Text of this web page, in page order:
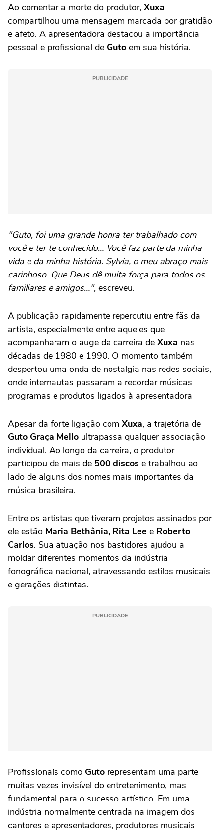
Ao comentar a morte do produtor, Xuxa
compartilhou uma mensagem marcada por gratidão
e afeto. A apresentadora destacou a importância
pessoal e profissional de Guto em sua história.
PUBLICIDADE
"Guto, foi uma grande honra ter trabalhado com
você e ter te conhecido… Você faz parte da minha
vida e da minha história. Sylvia, o meu abraço mais
carinhoso. Que Deus dê muita força para todos os
familiares e amigos…", escreveu.
A publicação rapidamente repercutiu entre fãs da
artista, especialmente entre aqueles que
acompanharam o auge da carreira de Xuxa nas
décadas de 1980 e 1990. O momento também
despertou uma onda de nostalgia nas redes sociais,
onde internautas passaram a recordar músicas,
programas e produtos ligados à apresentadora.
Apesar da forte ligação com Xuxa, a trajetória de
Guto Graça Mello ultrapassa qualquer associação
individual. Ao longo da carreira, o produtor
participou de mais de 500 discos e trabalhou ao
lado de alguns dos nomes mais importantes da
música brasileira.
Entre os artistas que tiveram projetos assinados por
ele estão Maria Bethânia, Rita Lee e Roberto
Carlos. Sua atuação nos bastidores ajudou a
moldar diferentes momentos da indústria
fonográfica nacional, atravessando estilos musicais
e gerações distintas.
PUBLICIDADE
Profissionais como Guto representam uma parte
muitas vezes invisível do entretenimento, mas
fundamental para o sucesso artístico. Em uma
indústria normalmente centrada na imagem dos
cantores e apresentadores, produtores musicais